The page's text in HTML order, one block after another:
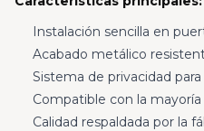
Instalación sencilla en
Acabado metálico
Sistema de privacidad
Compatible con la
Calidad respaldada por la